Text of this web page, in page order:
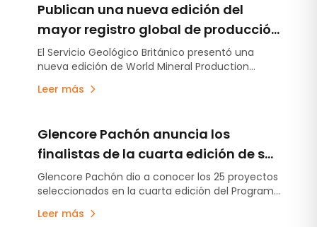
Publican una nueva edición del
mayor registro global de producción
minera
El Servicio Geológico Británico presentó una
nueva edición de World Mineral Production
2020–2024, con datos de más de 70 materias
primas minerales y una visualización que
Detalle del capítulo argentino.
Leer más
Glencore Pachón anuncia los
finalistas de la cuarta edición de su
programa de apoyo a
emprendedores de Calingasta
Glencore Pachón dio a conocer los 25 proyectos
seleccionados en la cuarta edición del Programa
Fondo Impulso Emprendedor, una iniciativa que
busca fortalecer el entramado productivo local
Leer más